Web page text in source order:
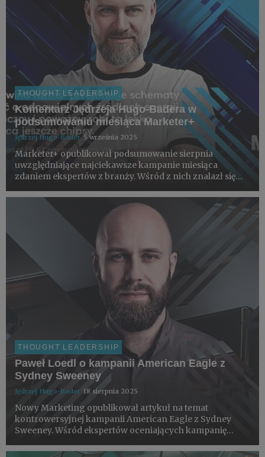
THOUGHT LEADERSHIP
Komentarz Jędrzeja Hugo-Badera w
podsumowaniu miesiąca Marketer+
Jędrzej Hugo-Bader 5 września 2025
Marketer+ opublikował podsumowanie sierpnia
uwzględniające najciekawsze kampanie miesiąca
zdaniem ekspertów z branży. Wśród z nich znalazł się
THOUGHT LEADERSHIP
Paweł Loedl o kampanii American Eagle z
Sydney Sweeney
Jędrzej Hugo-Bader 18 sierpnia 2025
Nowy Marketing opublikował artykuł na temat
kontrowersyjnej kampanii American Eagle z Sydney
Sweeney. Wśród ekspertów oceniających kampanię
VML.